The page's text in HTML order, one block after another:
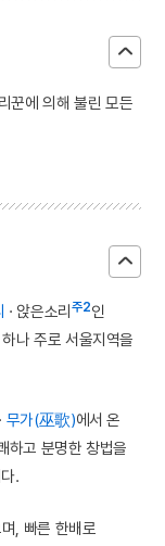
꾼에 의해 불린 모든
· 앉은소리주2인
나 주로 서울지역을
무가(巫歌)에서 온
하고 분명한 창법을
.
, 빠른 한배로